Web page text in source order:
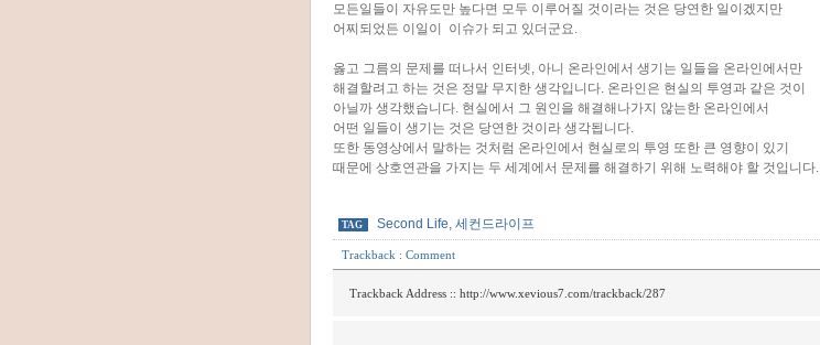
모든일들이 자유도만 높다면 모두 이루어질 것이라는 것은 당연한 일이겠지만
어찌되었든 이일이 이슈가 되고 있더군요.
옳고 그름의 문제를 떠나서 인터넷, 아니 온라인에서 생기는 일들을 온라인에서만
해결할려고 하는 것은 정말 무지한 생각입니다. 온라인은 현실의 투영과 같은 것이
아닐까 생각했습니다. 현실에서 그 원인을 해결해나가지 않는한 온라인에서
어떤 일들이 생기는 것은 당연한 것이라 생각됩니다.
또한 동영상에서 말하는 것처럼 온라인에서 현실로의 투영 또한 큰 영향이 있기
때문에 상호연관을 가지는 두 세계에서 문제를 해결하기 위해 노력해야 할 것입니다.
TAG Second Life, 세컨드라이프
Trackback : Comment
Trackback Address :: http://www.xevious7.com/trackback/287